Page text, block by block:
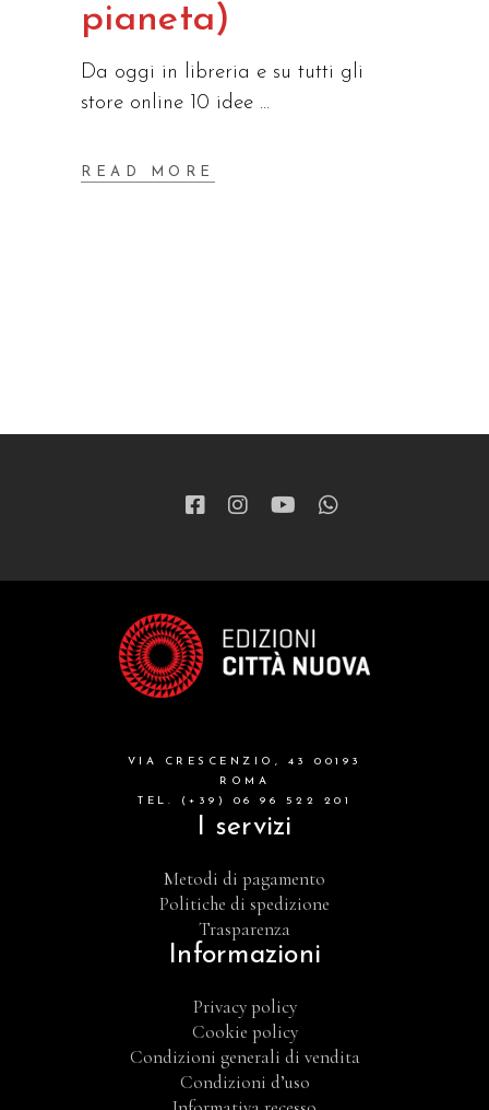
pianeta)
Da oggi in libreria e su tutti gli
store online 10 idee
READ MORE
VIA CRESCENZIO, 43 00193
ROMA
TEL. (+39) 06 96 522 201
I servizi
Metodi di pagamento
Politiche di spedizione
Trasparenza
Informazioni
Privacy policy
Cookie policy
Condizioni generali di vendita
Condizioni d’uso